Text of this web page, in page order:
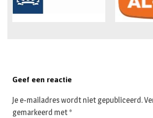
Geef een reactie
Je e-mailadres wordt niet gepubliceerd.
gemarkeerd met *